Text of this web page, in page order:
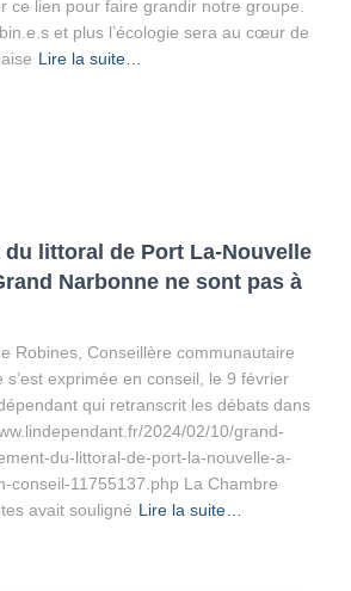
ce lien pour faire grandir notre groupe.
et plus l’écologie sera au cœur de
Lire la suite…
du littoral de Port La-Nouvelle
Narbonne ne sont pas à
Robines, Conseillère communautaire
exprimée en conseil, le 9 février
qui retranscrit les débats dans
2024/02/10/grand-
du-littoral-de-port-la-nouvelle-a-
conseil-11755137.php La Chambre
avait souligné Lire la suite…